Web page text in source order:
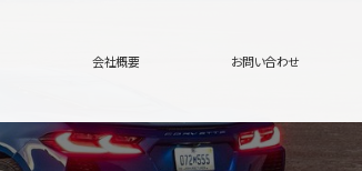
会社概要 お問い合わせ